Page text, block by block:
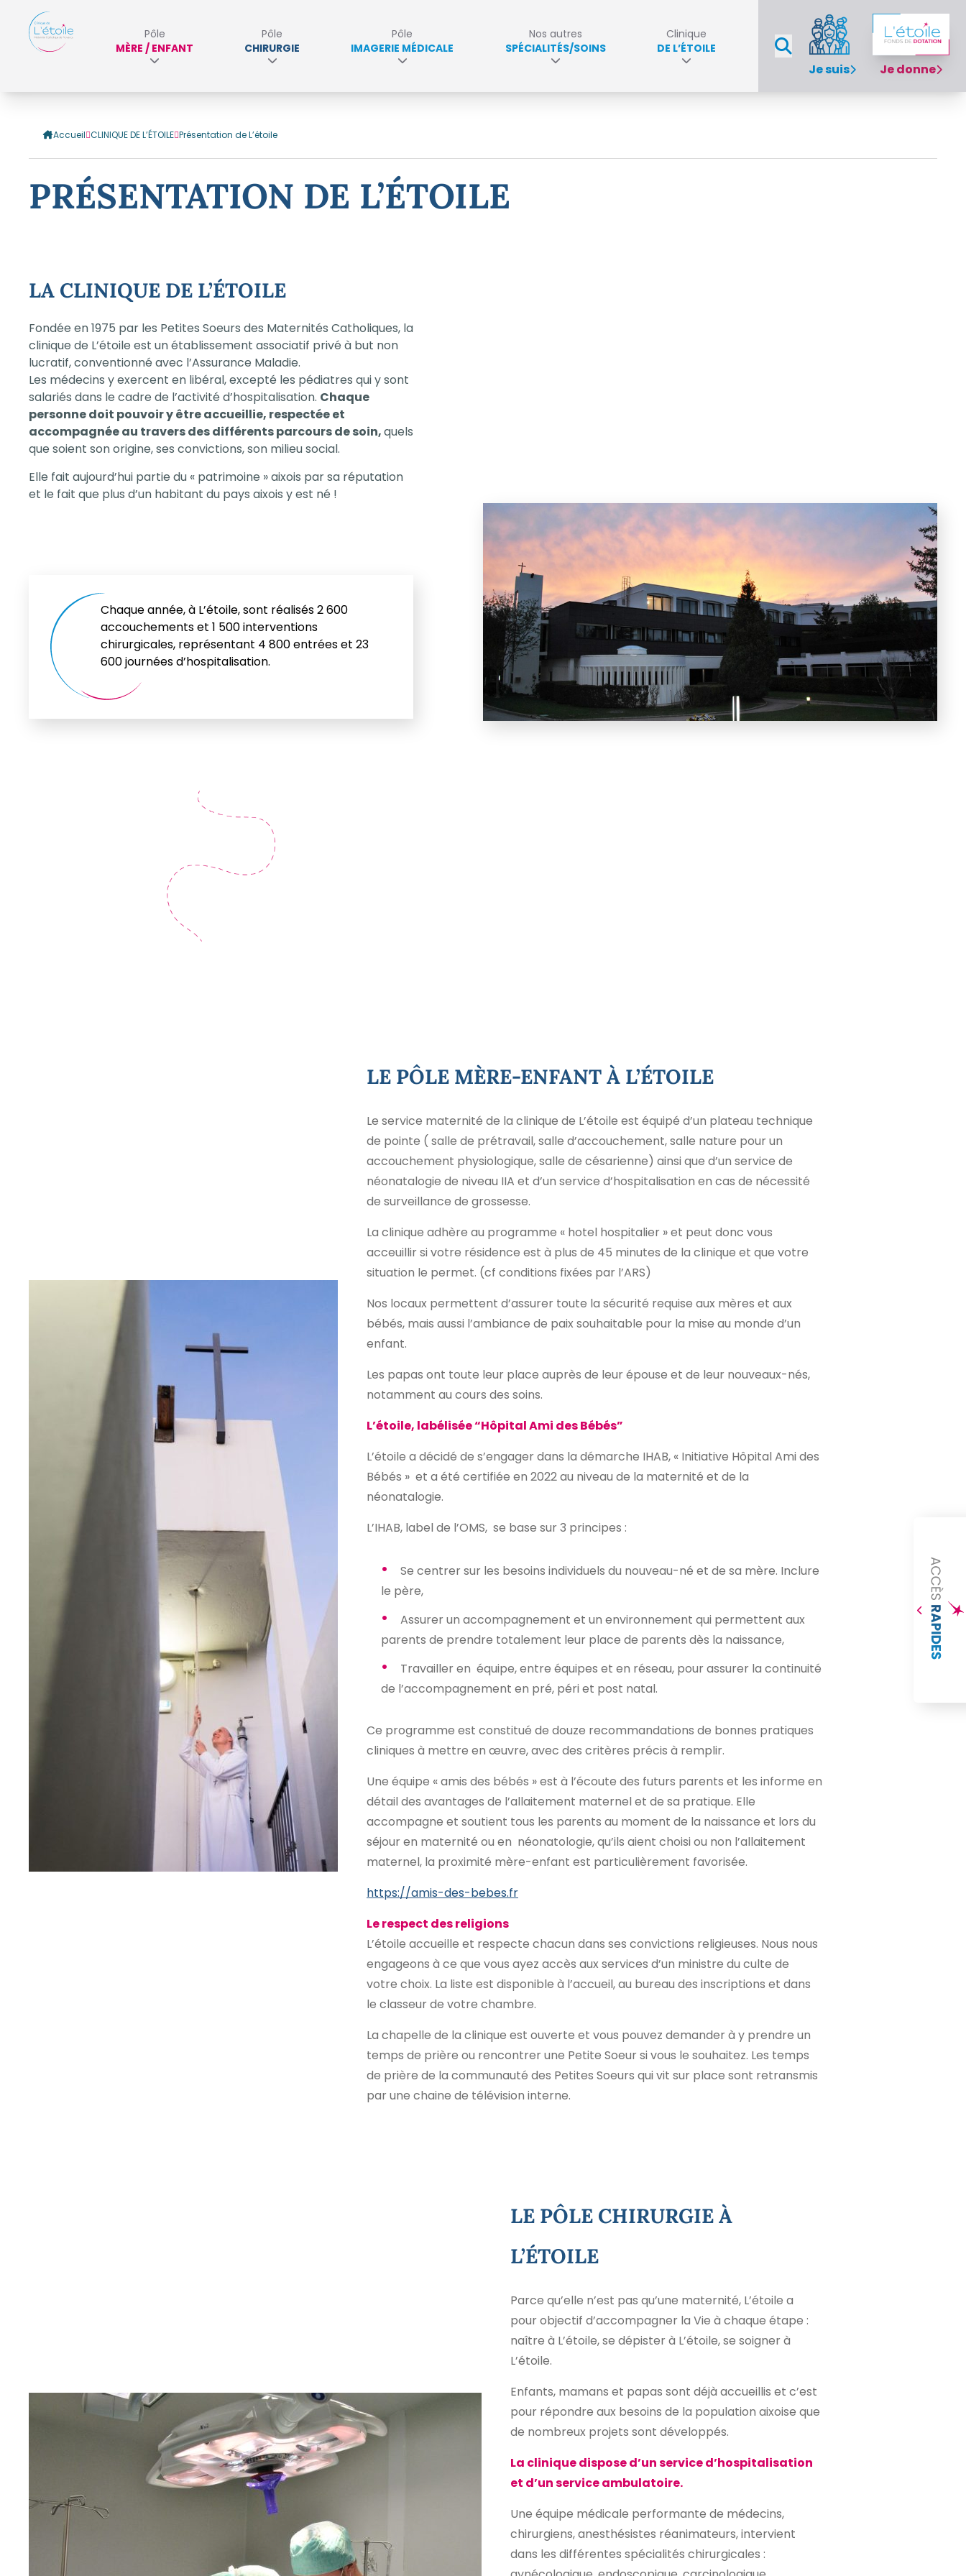
Pôle
MÈRE / ENFANT
Pôle
CHIRURGIE
Pôle
IMAGERIE MÉDICALE
Nos autres
SPÉCIALITÉS/SOINS
Clinique
DE L’ÉTOILE
Je suis Je donne
Accueil CLINIQUE DE L’ÉTOILE Présentation de L’étoile
PRÉSENTATION DE L’ÉTOILE
LA CLINIQUE DE L’ÉTOILE
Fondée en 1975 par les Petites Soeurs des Maternités Catholiques, la
clinique de L’étoile est un établissement associatif privé à but non
lucratif, conventionné avec l’Assurance Maladie.
Les médecins y exercent en libéral, excepté les pédiatres qui y sont
salariés dans le cadre de l’activité d’hospitalisation. Chaque
personne doit pouvoir y être accueillie, respectée et
accompagnée au travers des différents parcours de soin,quels
que soient son origine, ses convictions, son milieu social.
Elle fait aujourd’hui partie du « patrimoine » aixois par sa réputation
et le fait que plus d’un habitant du pays aixois y est né !
Chaque année, à L’étoile, sont réalisés 2 600
accouchements et 1 500 interventions
chirurgicales, représentant 4 800 entrées et 23
600 journées d’hospitalisation.
LE PÔLE MÈRE-ENFANT À L’ÉTOILE
Le service maternité de la clinique de L’étoile est équipé d’un plateau technique
de pointe ( salle de prétravail, salle d’accouchement, salle nature pour un
accouchement physiologique, salle de césarienne) ainsi que d’un service de
néonatalogie de niveau IIA et d’un service d’hospitalisation en cas de nécessité
de surveillance de grossesse.
La clinique adhère au programme « hotel hospitalier » et peut donc vous
acceuillir si votre résidence est à plus de 45 minutes de la clinique et que votre
situation le permet. (cf conditions fixées par l’ARS)
Nos locaux permettent d’assurer toute la sécurité requise aux mères et aux
bébés, mais aussi l’ambiance de paix souhaitable pour la mise au monde d’un
enfant.
Les papas ont toute leur place auprès de leur épouse et de leur nouveaux-nés,
notamment au cours des soins.
L’étoile, labélisée “Hôpital Ami des Bébés”
L’étoile a décidé de s’engager dans la démarche IHAB, « Initiative Hôpital Ami des
Bébés » et a été certifiée en 2022 au niveau de la maternité et de la
néonatalogie.
L’IHAB, label de l’OMS, se base sur 3 principes :
Se centrer sur les besoins individuels du nouveau-né et de sa mère. Inclure
le père,
Assurer un accompagnement et un environnement qui permettent aux
parents de prendre totalement leur place de parents dès la naissance,
Travailler en équipe, entre équipes et en réseau, pour assurer la continuité
de l’accompagnement en pré, péri et post natal.
Ce programme est constitué de douze recommandations de bonnes pratiques
cliniques à mettre en œuvre, avec des critères précis à remplir.
Une équipe « amis des bébés » est à l’écoute des futurs parents et les informe en
détail des avantages de l’allaitement maternel et de sa pratique. Elle
accompagne et soutient tous les parents au moment de la naissance et lors du
séjour en maternité ou en néonatologie, qu’ils aient choisi ou non l’allaitement
maternel, la proximité mère-enfant est particulièrement favorisée.
https://amis-des-bebes.fr
Le respect des religions
L’étoile accueille et respecte chacun dans ses convictions religieuses. Nous nous
engageons à ce que vous ayez accès aux services d’un ministre du culte de
votre choix. La liste est disponible à l’accueil, au bureau des inscriptions et dans
le classeur de votre chambre.
La chapelle de la clinique est ouverte et vous pouvez demander à y prendre un
temps de prière ou rencontrer une Petite Soeur si vous le souhaitez. Les temps
de prière de la communauté des Petites Soeurs qui vit sur place sont retransmis
par une chaine de télévision interne.
LE PÔLE CHIRURGIE À
L’ÉTOILE
Parce qu’elle n’est pas qu’une maternité, L’étoile a
pour objectif d’accompagner la Vie à chaque étape :
naître à L’étoile, se dépister à L’étoile, se soigner à
L’étoile.
Enfants, mamans et papas sont déjà accueillis et c’est
pour répondre aux besoins de la population aixoise que
de nombreux projets sont développés.
La clinique dispose d’un service d’hospitalisation
et d’un service ambulatoire.
Une équipe médicale performante de médecins,
chirurgiens, anesthésistes réanimateurs, intervient
dans les différentes spécialités chirurgicales :